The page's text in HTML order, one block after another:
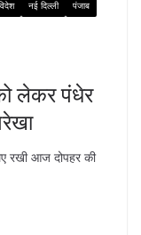
नई दिल्ली
पंजाब
लेकर पंधेर
रखी आज दोपहर की